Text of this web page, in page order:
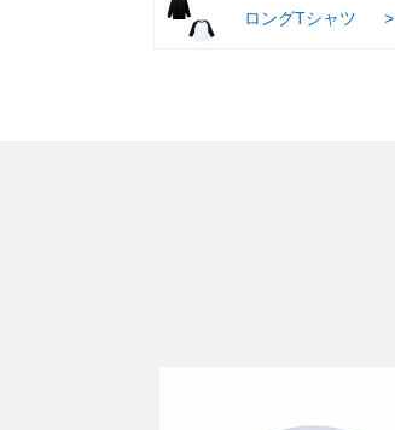
ロングTシャツ